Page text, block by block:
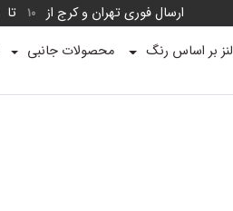
ارسال فوری تهران و کرج از 10 تا
لنز بر اساس رنگ محصولات جانبی